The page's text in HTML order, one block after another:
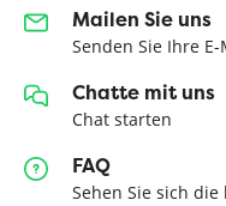
Mailen Sie uns
Senden Sie Ihre
Chatte mit uns
Chat starten
FAQ
Sehen Sie sich